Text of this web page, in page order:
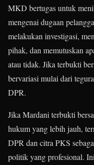
MKD bertugas untuk
mengenai dugaan
melakukan investigasi,
pihak, dan memutuskan
atau tidak. Jika terbukti
bervariasi mulai dari
DPR.
Jika Mardani terbukti
hukum yang lebih jauh,
DPR dan citra PKS
politik yang profesional.